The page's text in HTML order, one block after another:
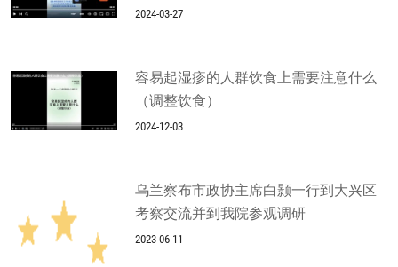
2024-03-27
容易起湿疹的人群饮食上需要注意什么
（调整饮食）
2024-12-03
乌兰察布市政协主席白颢一行到大兴区
考察交流并到我院参观调研
2023-06-11